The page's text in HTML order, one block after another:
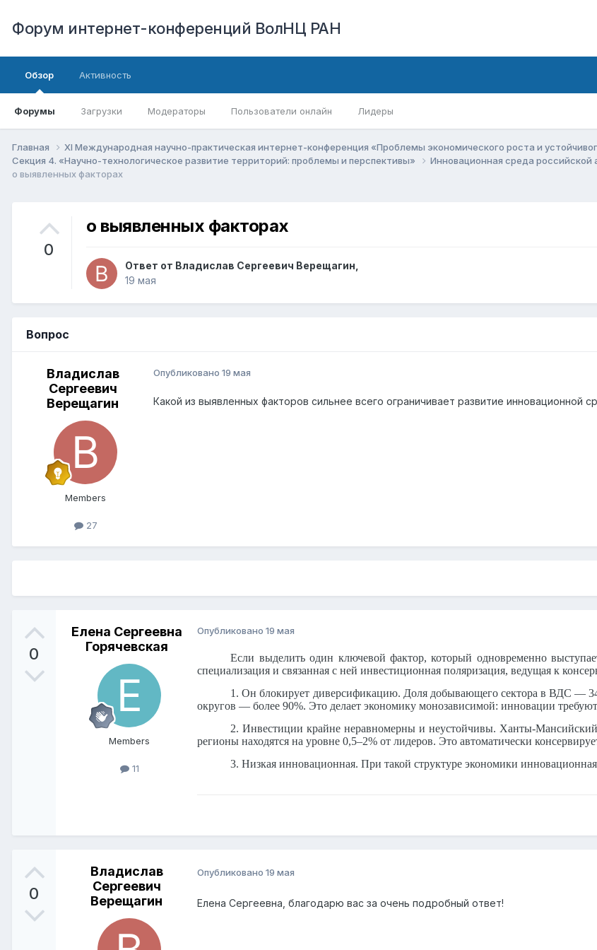
Форум интернет-конференций ВолНЦ РАН
Обзор
Форумы Загрузки Модераторы Пользователи онлайн Лидеры
Активность
Главная
XI Международная научно-практическая интернет-конференция «Проблемы экономического роста и
Секция 4. «Научно-технологическое развитие территорий: проблемы и перспективы»
Инновационная среда российской
о выявленных факторах
0
о выявленных факторах
Ответ от Владислав Сергеевич Верещагин
19 мая
Вопрос
Владислав
Сергеевич
Верещагин
Members
27
Опубликовано 19 мая
Какой из выявленных факторов сильнее всего ограничивает развитие инновационной
0
Елена Сергеевна
Горячевская
Members
11
Опубликовано 19 мая
Если выделить один ключевой фактор, который одновременно
специализация и связанная с ней инвестиционная поляризация, ведущая к
1. Он блокирует диверсификацию. Доля добывающего сектора в ВДС —
округов — более 90%. Это делает экономику монозависимой: инновации
2. Инвестиции крайне неравномерны и неустойчивы. Ханты-
регионы находятся на уровне 0,5–2% от лидеров. Это автоматически
3. Низкая инновационная. При такой структуре экономики инновационная
0
Владислав
Сергеевич
Верещагин
Опубликовано 19 мая
Елена Сергеевна, благодарю вас за очень подробный ответ!